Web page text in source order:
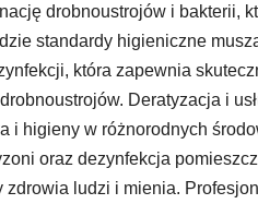
drobnoustrojów i bakterii,
standardy higieniczne
która zapewnia
Deratyzacja i
i higieny w różnorodnych
oraz dezynfekcja
ludzi i mienia.